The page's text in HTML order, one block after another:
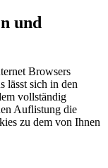
und
Browsers
lässt sich in den
vollständig
Auflistung die
zu dem von Ihnen